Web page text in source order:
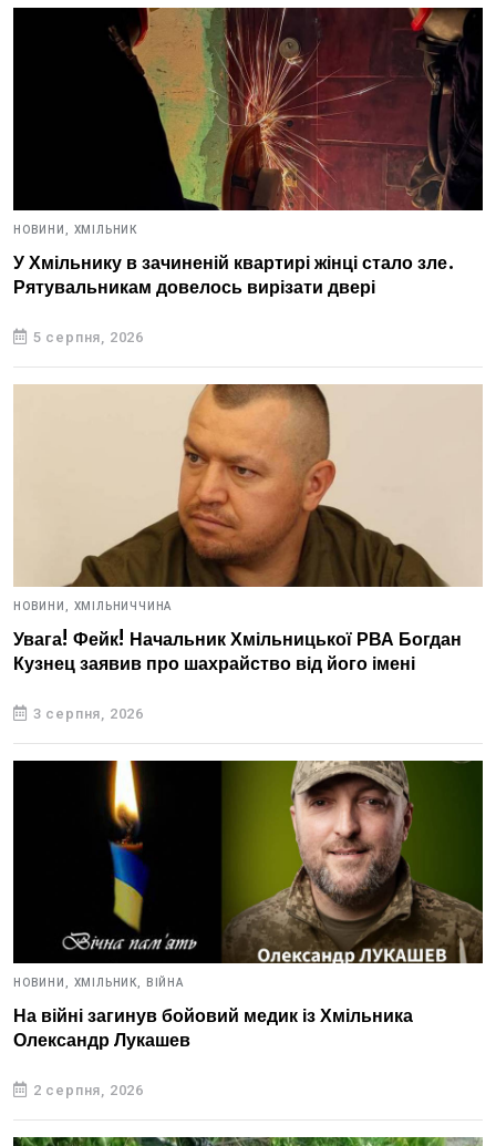
НОВИНИ, ХМІЛЬНИК
У Хмільнику в зачиненій квартирі жінці стало зле.
Рятувальникам довелось вирізати двері
5 серпня, 2026
НОВИНИ, ХМІЛЬНИЧЧИНА
Увага! Фейк! Начальник Хмільницької РВА Богдан
Кузнец заявив про шахрайство від його імені
3 серпня, 2026
НОВИНИ, ХМІЛЬНИК, ВІЙНА
На війні загинув бойовий медик із Хмільника
Олександр Лукашев
2 серпня, 2026